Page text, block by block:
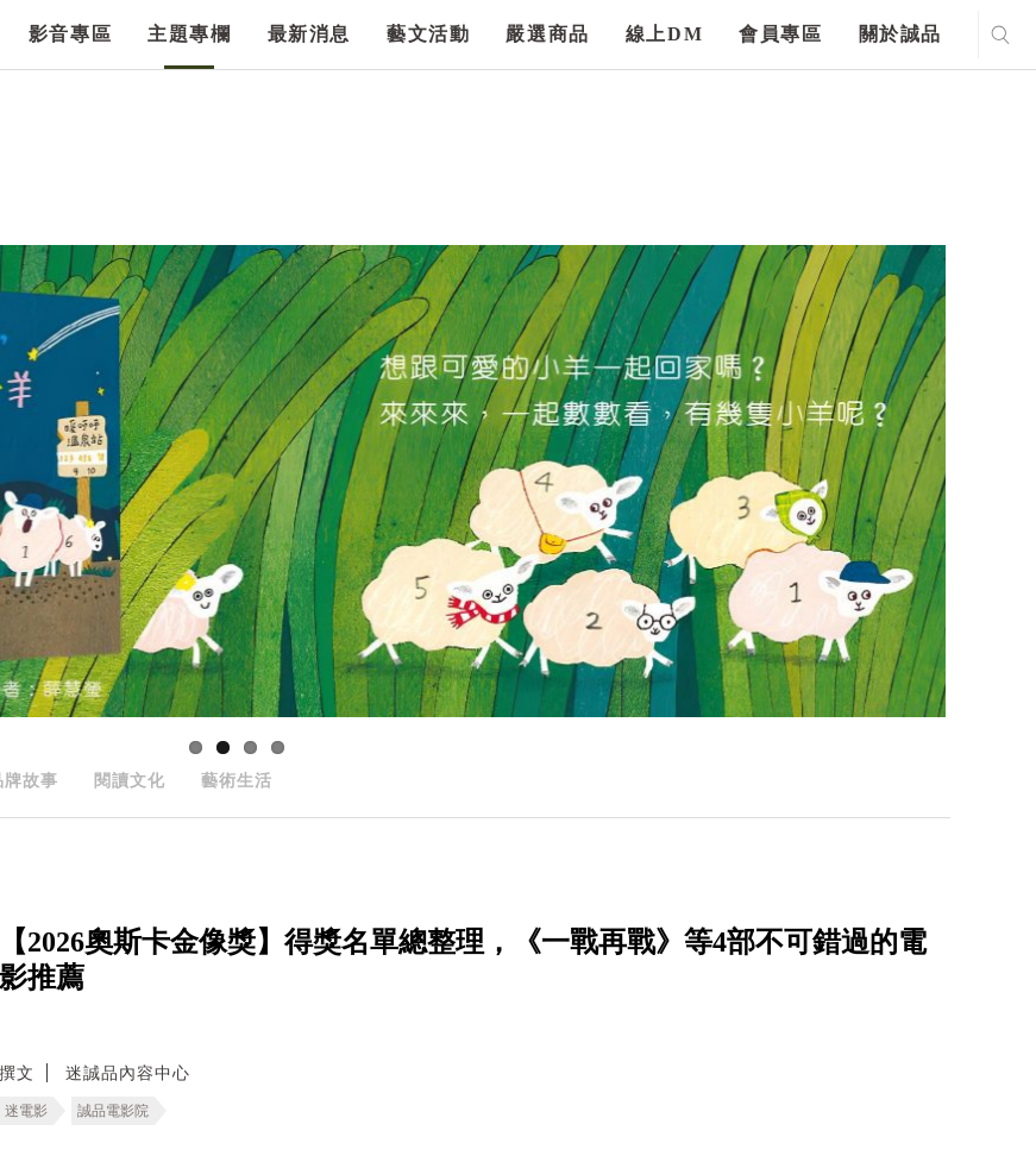
影音專區 主題專欄 最新消息 藝文活動 嚴選商品 線上DM 會員專區 關於誠品
牌故事 閱讀文化 藝術生活
【2026奧斯卡金像獎】得獎名單總整理，《一戰再戰》等4部不可錯過的電
影推薦
撰文 迷誠品內容中心
迷電影 誠品電影院